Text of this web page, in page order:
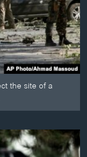
the site of a